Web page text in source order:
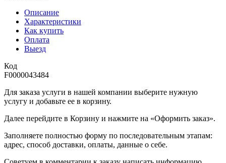
Описание
Характеристики
Как купить
Оплата
Выезд
Код
F0000043484
Для заказа услуги в нашей компании выберите нужную
услугу и добавьте ее в корзину.
Далее перейдите в Корзину и нажмите на «Оформить заказ».
​​​​​​​Заполняете полностью форму по последовательным этапам:
адрес, способ доставки, оплаты, данные о себе.